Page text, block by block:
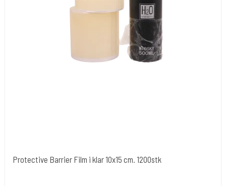
Protective Barrier Film i klar 10x15 cm. 1200stk